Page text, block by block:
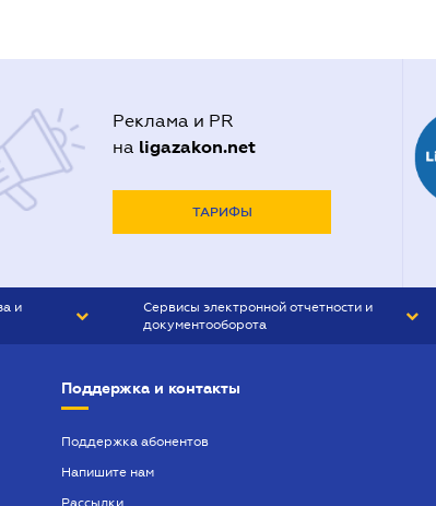
Реклама и PR
на ligazakon.net
ТАРИФЫ
и
Сервисы электронной отчетности и
документооборота
Поддержка и контакты
Поддержка абонентов
Напишите нам
Рассылки